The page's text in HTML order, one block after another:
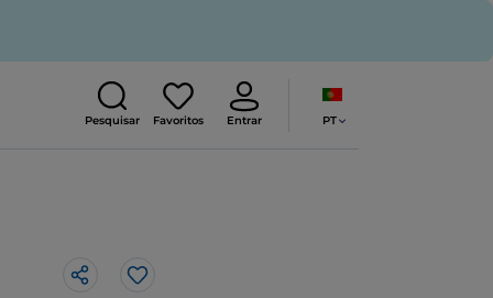
Pesquisar Favoritos Entrar PT
Gosto